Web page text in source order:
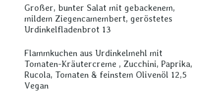
Großer, bunter Salat mit gebackenem,
mildem Ziegencamembert, geröstetes
Urdinkelfladenbrot 13
Flammkuchen aus Urdinkelmehl mit
Tomaten-Kräutercreme , Zucchini, Paprika,
Rucola, Tomaten & feinstem Olivenöl 12,5
Vegan